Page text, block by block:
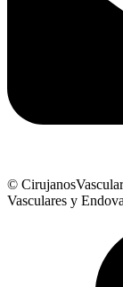
©
Vasculares y